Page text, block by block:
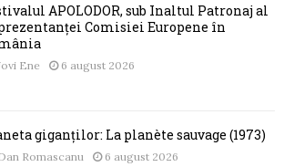
APOLODOR, sub Înaltul Patronaj al
Comisiei Europene în
Ene 6 august 2026
giganților: La planète sauvage (1973)
Romascanu 6 august 2026